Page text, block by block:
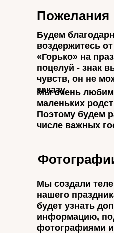
Мы создали
нашего
будет узнать
информацию,
фотографиями
Мы очень любим
маленьких
Поэтому будем
числе важных
Будем
воздержитесь
«Горько» на
поцелуй - знак
чувств, он не
заказу
Пожелания